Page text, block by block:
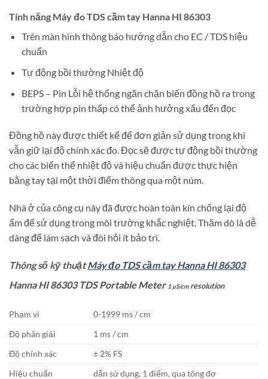
Tính năng Máy đo TDS cầm tay Hanna HI 86303
Trên màn hình thông báo hướng dẫn cho EC / TDS hiệu
chuẩn
Tự động bồi thường Nhiệt độ
BEPS – Pin Lỗi hệ thống ngăn chặn biến đồng hồ ra trong
trường hợp pin thấp có thể ảnh hưởng xấu đến đọc
Đồng hồ này được thiết kế để đơn giản sử dụng trong khi
vẫn giữ lại độ chính xác đo. Đọc sẽ được tự động bồi thường
cho các biến thể nhiệt độ và hiệu chuẩn được thực hiện
bằng tay tại một thời điểm thông qua một núm.
Nhà ở của công cụ này đã được hoàn toàn kín chống lại độ
ẩm để sử dụng trong môi trường khắc nghiệt. Thăm dò là dễ
dàng để làm sạch và đòi hỏi ít bảo trì.
Thông số kỹ thuậtMáy đo TDS cầm tay Hanna HI 86303
Hanna HI 86303 TDS Portable Meter 1 µS/cm resolution
Phạm vi
0-1999 ms / cm
Độ phân giải
1 ms / cm
Độ chính xác
± 2% FS
Hiệu chuẩn
dẫn sử dụng, 1 điểm, qua tông đơ